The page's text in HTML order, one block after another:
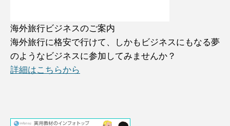
海外旅行ビジネスのご案内
海外旅行に格安で行けて、しかもビジネスにもなる夢
のようなビジネスに参加してみませんか？
詳細はこちらから